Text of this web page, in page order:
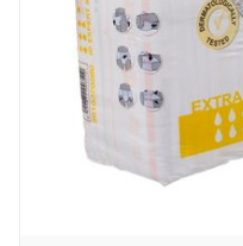
Behoud